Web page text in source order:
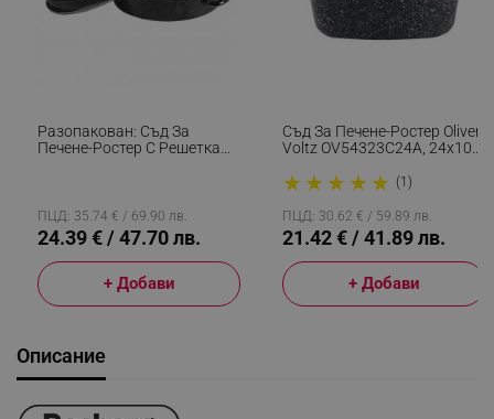
Разопакован: Съд За
Печене-Ростер С Решетка
ПЦД: 35.74 € / 69.90 лв.
24.39 € / 47.70 лв.
+ Добави
Съд За Печене-Ростер Oliver
Voltz OV54323C24A, 24х10
Мраморно Покритие,
Индукция, Черен
★ ★ ★ ★ ★ (1)
ПЦД: 30.62 € / 59.89 лв.
21.42 € / 41.89 лв.
+ Добави
Описание